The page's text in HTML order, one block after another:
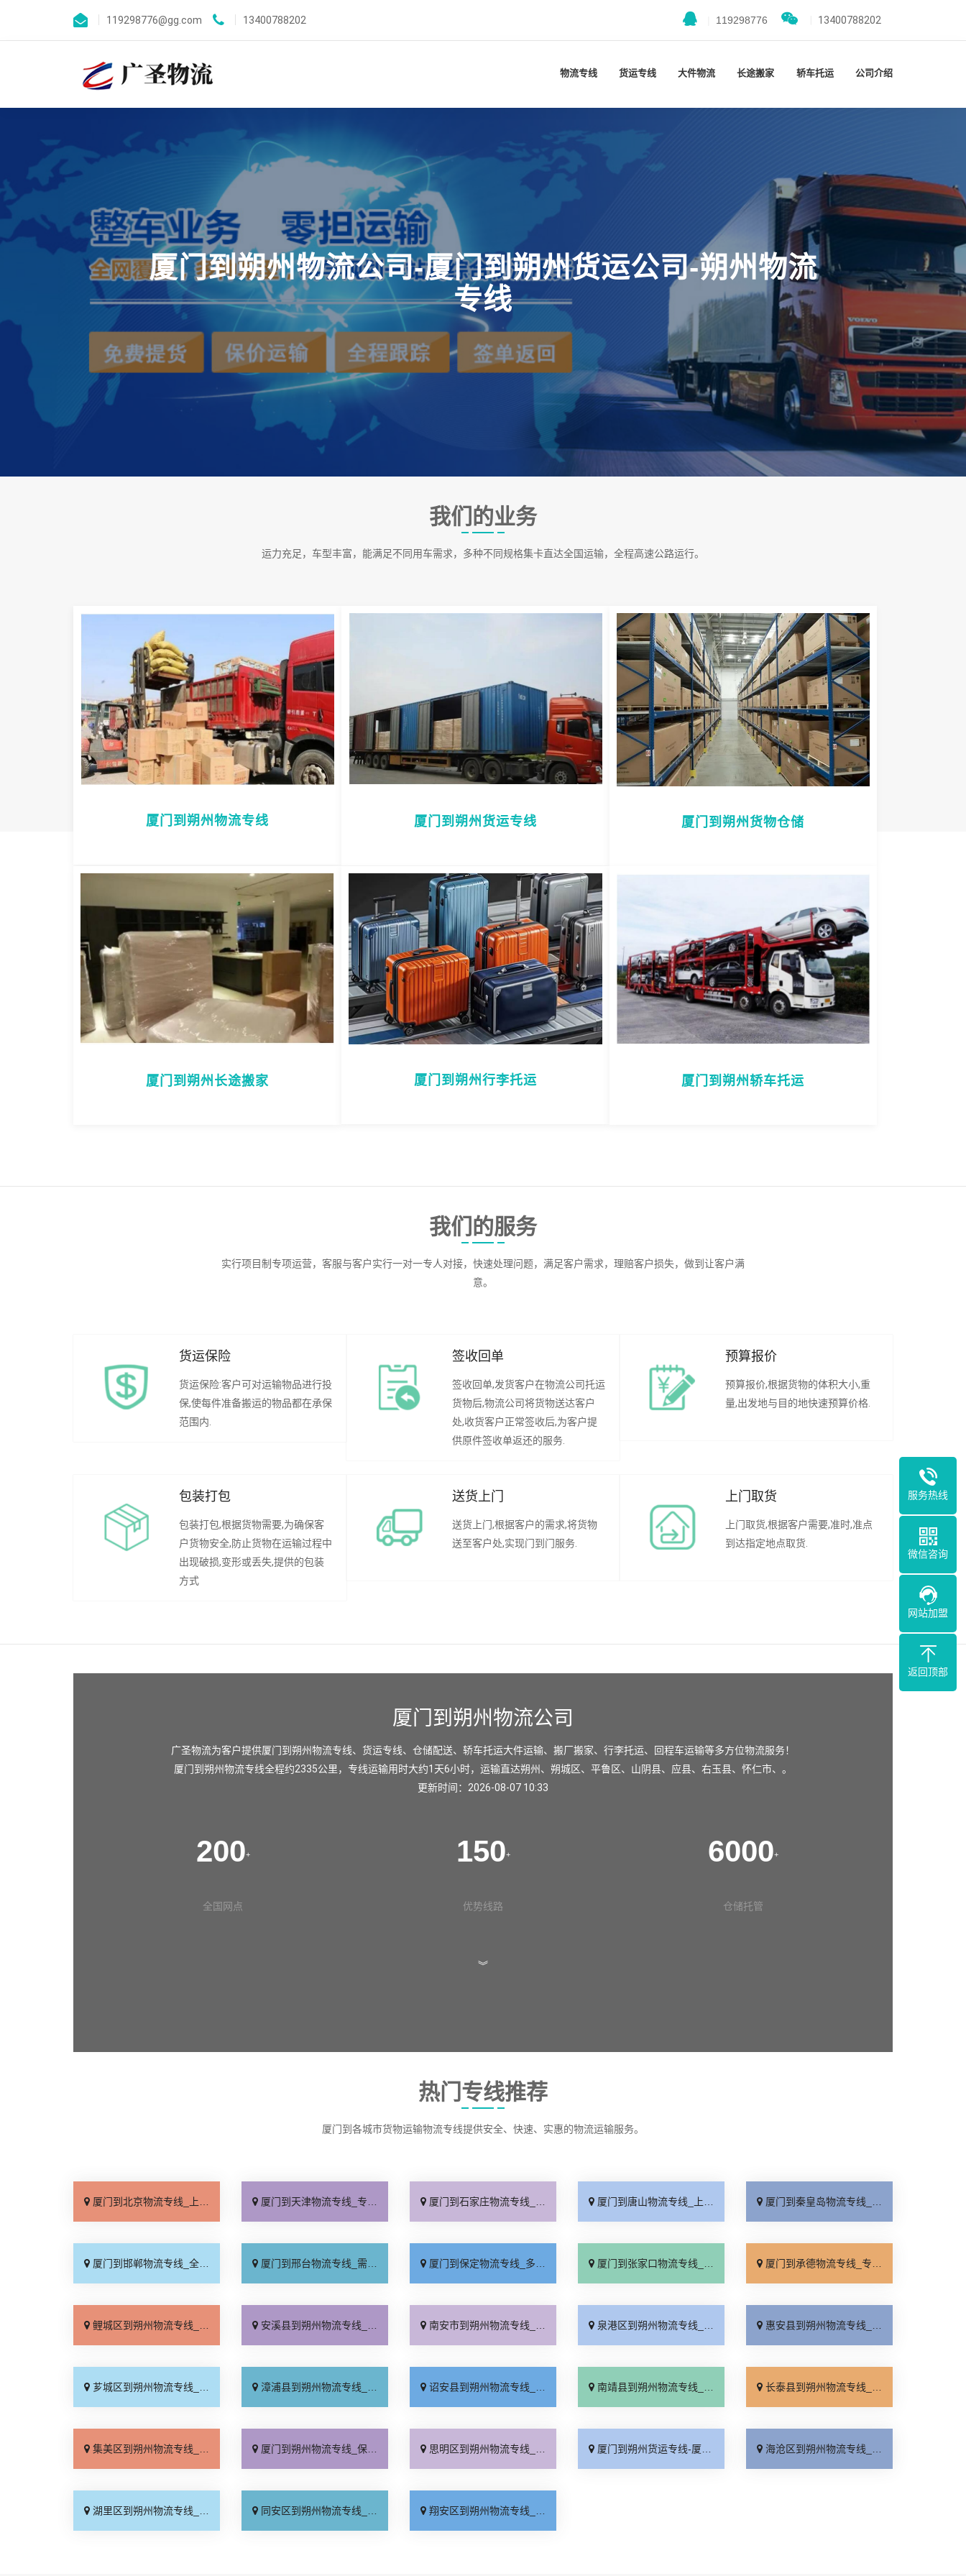
119298776@gg.com 13400788202 119298776 13400788202
物流专线 货运专线 大件物流 长途搬家 轿车托运 公司介绍
厦门到朔州物流公司-厦门到朔州货运公司-朔州物流
专线
我们的业务
运力充足，车型丰富，能满足不同用车需求，多种不同规格集卡直达全国运输，全程高速公路运行。
厦门到朔州物流专线 厦门到朔州货运专线 厦门到朔州货物仓储
厦门到朔州长途搬家 厦门到朔州行李托运 厦门到朔州轿车托运
我们的服务
实行项目制专项运营，客服与客户实行一对一专人对接，快速处理问题，满足客户需求，理赔客户损失，做到让客户满
意。
货运保险
货运保险:客户可对运输物品进行投
保,使每件准备搬运的物品都在承保
范围内.
签收回单
签收回单,发货客户在物流公司托运
货物后,物流公司将货物送达客户
处,收货客户正常签收后,为客户提
供原件签收单返还的服务.
预算报价
预算报价,根据货物的体积大小,重
量,出发地与目的地快速预算价格.
包装打包
包装打包,根据货物需要,为确保客
户货物安全,防止货物在运输过程中
出现破损,变形或丢失,提供的包装
方式
送货上门
送货上门,根据客户的需求,将货物
送至客户处,实现门到门服务.
上门取货
上门取货,根据客户需要,准时,准点
到达指定地点取货.
厦门到朔州物流公司
广圣物流为客户提供厦门到朔州物流专线、货运专线、仓储配送、轿车托运大件运输、搬厂搬家、行李托运、回程车运输等多方位物流服务！
厦门到朔州物流专线全程约2335公里，专线运输用时大约1天6小时，运输直达朔州 、 朔城区、 平鲁区、 山阴县、 应县、 右玉县、 怀仁市、。
更新时间：2026-08-07 10:33
200+
全国网点
150+
优势线路
6000+
仓储托管
︾
热门专线推荐
厦门到各城市货物运输物流专线提供安全、快速、实惠的物流运输服务。
厦门到北京物流专线_上门取件「不随意加价」 厦门到天津物流专线_专线快运「直通专线」 厦门到石家庄物流专线_多久能到「诚信为先」 厦门到唐山物流专线_上门提货「准时准点」 厦门到秦皇岛物流专线_高速快运「整车配货」
厦门到邯郸物流专线_全境到达「无需中转」 厦门到邢台物流专线_需要几天「要多少钱」 厦门到保定物流专线_多少一吨「定点发车」 厦门到张家口物流专线_专线快运「运价查询」 厦门到承德物流专线_专线快运「零担配货」
鲤城区到朔州物流专线_无需中转「按时送达」 安溪县到朔州物流专线_省事省心「需要几天」 南安市到朔州物流专线_快运直达「省事省心」 泉港区到朔州物流专线_上门提货「零担配货」 惠安县到朔州物流专线_合理收费「专线直达」
芗城区到朔州物流专线_多少一方「市县闪送」 漳浦县到朔州物流专线_送货上门「需要几天」 诏安县到朔州物流专线_托运放心「损坏理赔」 南靖县到朔州物流专线_托运省心「门到门配送」 长泰县到朔州物流专线_全境到达「资质齐全」
集美区到朔州物流专线_专业靠谱「全境派送」 厦门到朔州物流专线_保证时效「门到门配送」 思明区到朔州物流专线_全程无虑「运价行情」 厦门到朔州货运专线-厦门到朔州物流公司_收费介绍「合同承运」 海沧区到朔州物流专线_资质齐全「快速直达」
湖里区到朔州物流专线_运保时效「直达不中转」 同安区到朔州物流专线_无需中转「实时反馈」 翔安区到朔州物流专线_服务周到「送货上门」
服务热线
微信咨询
网站加盟
返回顶部